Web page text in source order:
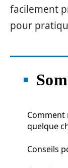
facilement
pour
Comment
quelque
Conseils